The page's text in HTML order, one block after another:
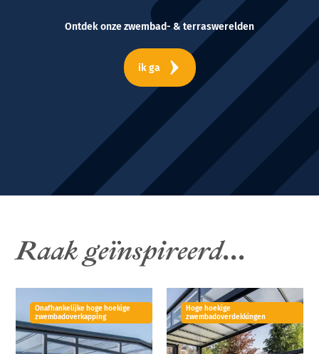
Ontdek onze zwembad- & terraswerelden
ik ga
Raak geïnspireerd...
Onafhankelijke hoge hoekige
zwembadoverkapping
Hoge hoekige
zwembadoverdekkingen